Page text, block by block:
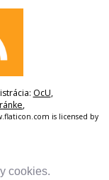
cookies.
OcU,
,
is licensed by